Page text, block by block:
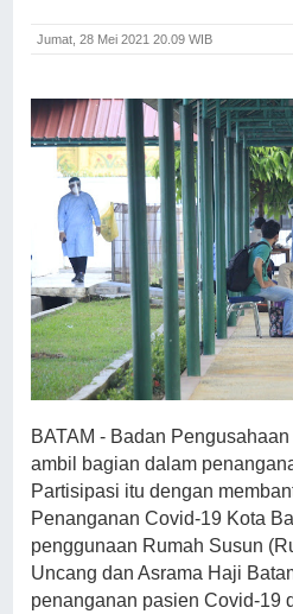
Jumat, 28 Mei 2021 20.09 WIB
BATAM - Badan
ambil bagian dalam
Partisipasi itu dengan
Penanganan Covid-19 Kota
penggunaan Rumah Susun
Uncang dan Asrama Haji
penanganan pasien Covid-19